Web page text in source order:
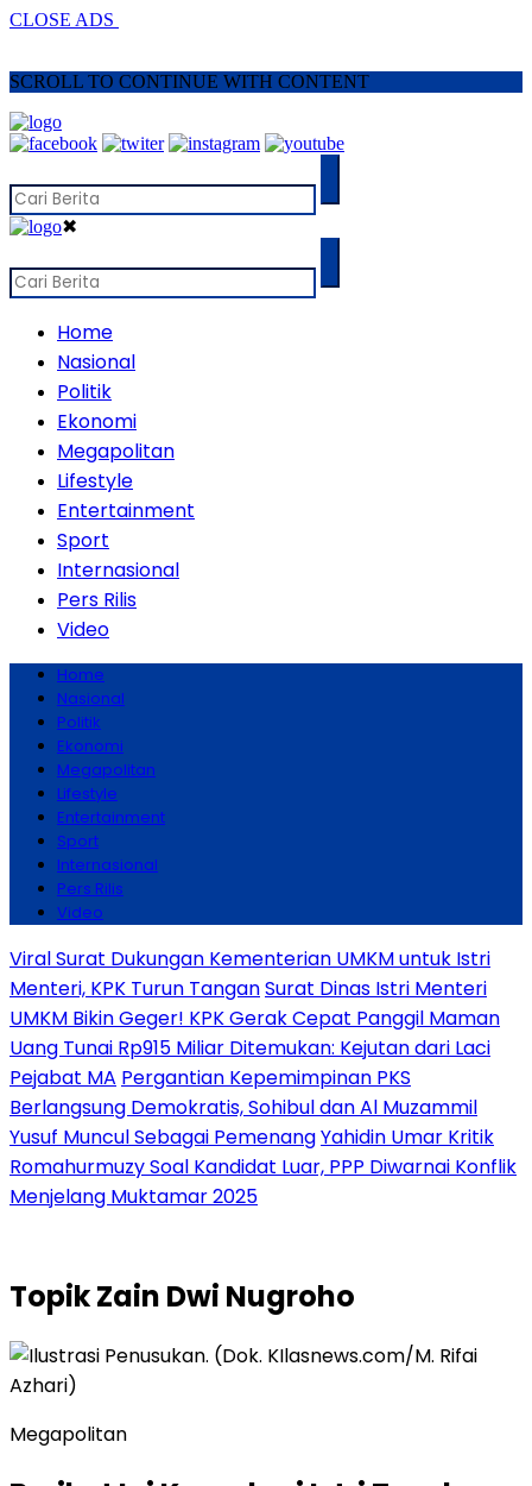
CLOSE ADS
SCROLL TO CONTINUE WITH CONTENT
✖
Home
Nasional
Politik
Ekonomi
Megapolitan
Lifestyle
Entertainment
Sport
Internasional
Pers Rilis
Video
Home
Nasional
Politik
Ekonomi
Megapolitan
Lifestyle
Entertainment
Sport
Internasional
Pers Rilis
Video
Viral Surat Dukungan Kementerian UMKM untuk Istri
Menteri, KPK Turun TanganSurat Dinas Istri Menteri
UMKM Bikin Geger! KPK Gerak Cepat Panggil Maman
Uang Tunai Rp915 Miliar Ditemukan: Kejutan dari Laci
Pejabat MA Pergantian Kepemimpinan PKS
Berlangsung Demokratis, Sohibul dan Al Muzammil
Yusuf Muncul Sebagai PemenangYahidin Umar Kritik
Romahurmuzy Soal Kandidat Luar, PPP Diwarnai Konflik
Menjelang Muktamar 2025
TopikZain Dwi Nugroho
Megapolitan